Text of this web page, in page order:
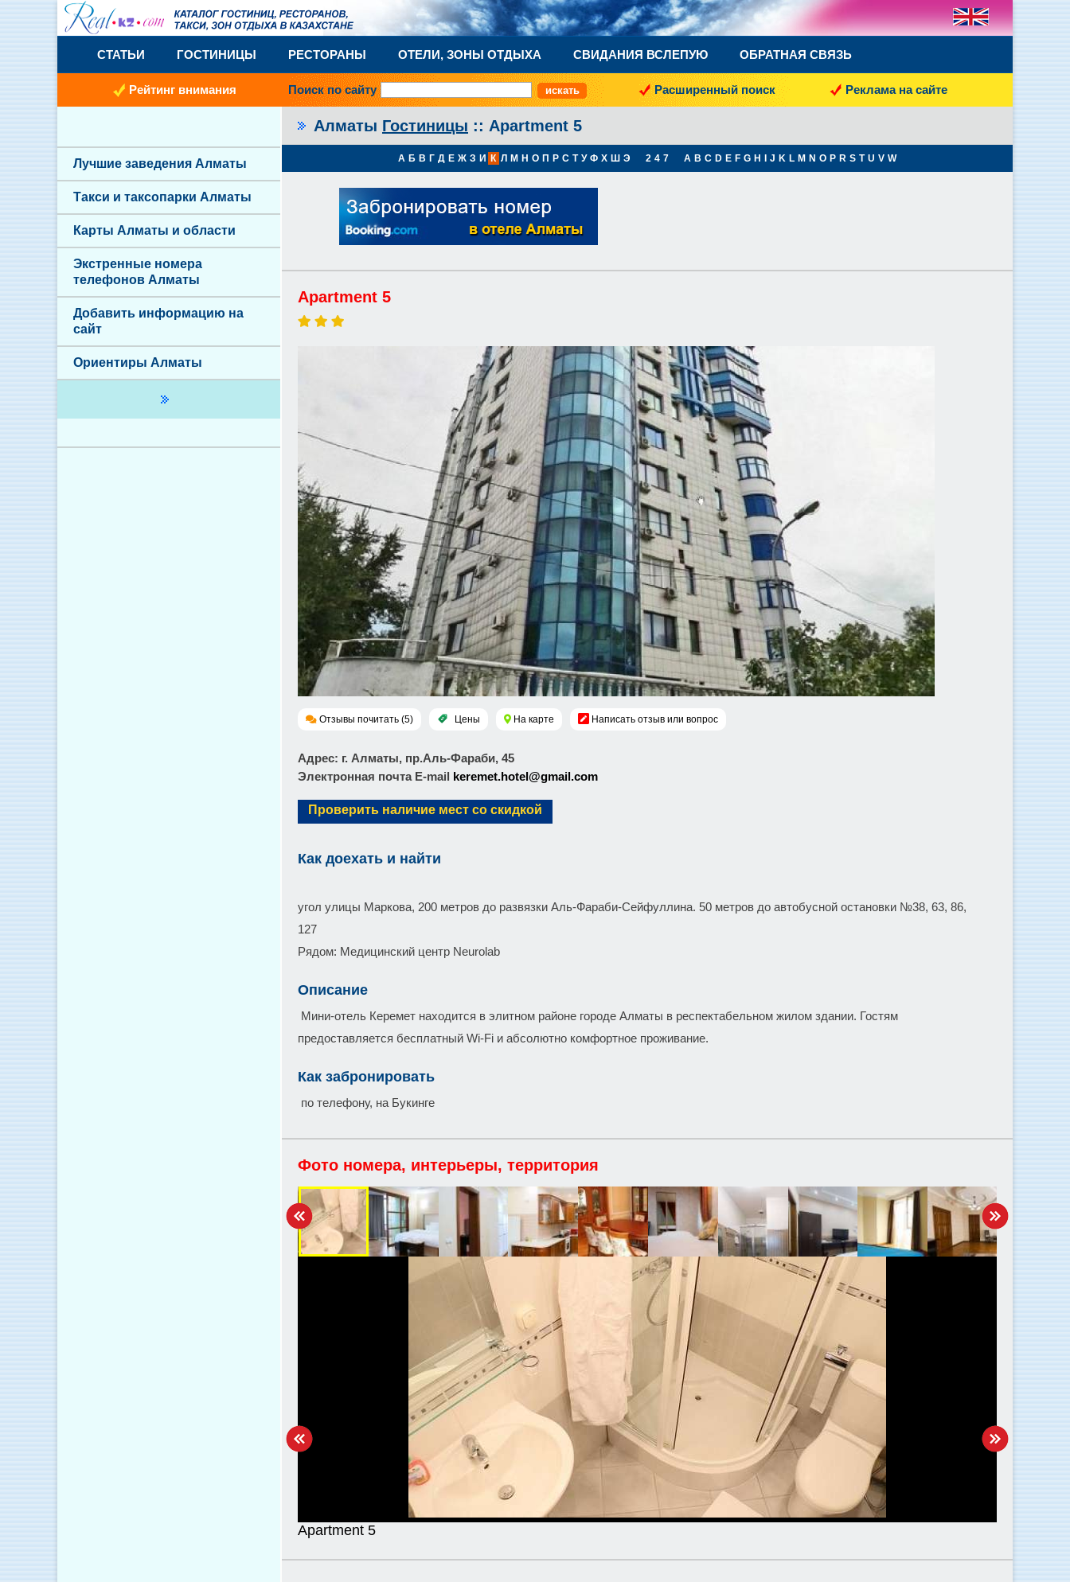
СТАТЬИ ГОСТИНИЦЫ РЕСТОРАНЫ ОТЕЛИ, ЗОНЫ ОТДЫХА СВИДАНИЯ ВСЛЕПУЮ ОБРАТНАЯ СВЯЗЬ
Рейтинг внимания Поиск по сайту Расширенный поиск Реклама на сайте
Алматы Гостиницы :: Apartment 5
А Б В Г Д Е Ж З И К Л М Н О П Р С Т У Ф Х Ш Э 2 4 7 A B C D E F G H J K L M N O P R S T U V W
Apartment 5
Отзывы почитать (5) Цены На карте Написать отзыв или вопрос
Адрес: г. Алматы, пр.Аль-Фараби, 45
Электронная почта E-mail keremet.hotel@gmail.com
Проверить наличие мест со скидкой
Как доехать и найти
угол улицы Маркова, 200 метров до развязки Аль-Фараби-Сейфуллина. 50 метров до автобусной остановки №38, 63, 86,
127
Рядом: Медицинский центр Neurolab
Описание
Мини-отель Керемет находится в элитном районе городе Алматы в респектабельном жилом здании. Гостям
предоставляется бесплатный Wi-Fi и абсолютно комфортное проживание.
Как забронировать
по телефону, на Букинге
Фото номера, интерьеры, территория
Apartment 5
Лучшие заведения Алматы
Такси и таксопарки Алматы
Карты Алматы и области
Экстренные номера
телефонов Алматы
Добавить информацию на
сайт
Ориентиры Алматы